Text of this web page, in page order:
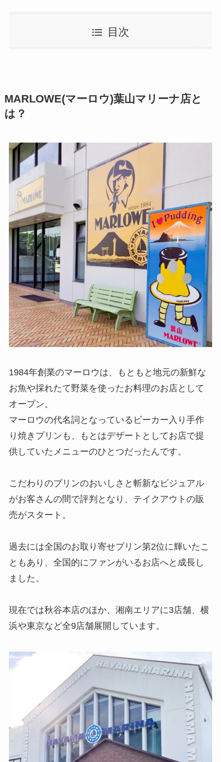
目次
MARLOWE(マーロウ)葉山マリーナ店と
は？
1984年創業のマーロウは、もともと地元の新鮮な
お魚や採れたて野菜を使ったお料理のお店として
オープン。
マーロウの代名詞となっているビーカー入り手作
り焼きプリンも、もとはデザートとしてお店で提
供していたメニューのひとつだったんです。
こだわりのプリンのおいしさと斬新なビジュアル
がお客さんの間で評判となり、テイクアウトの販
売がスタート。
過去には全国のお取り寄せプリン第2位に輝いたこ
ともあり、全国的にファンがいるお店へと成長し
ました。
現在では秋谷本店のほか、湘南エリアに3店舗、横
浜や東京など全9店舗展開しています。